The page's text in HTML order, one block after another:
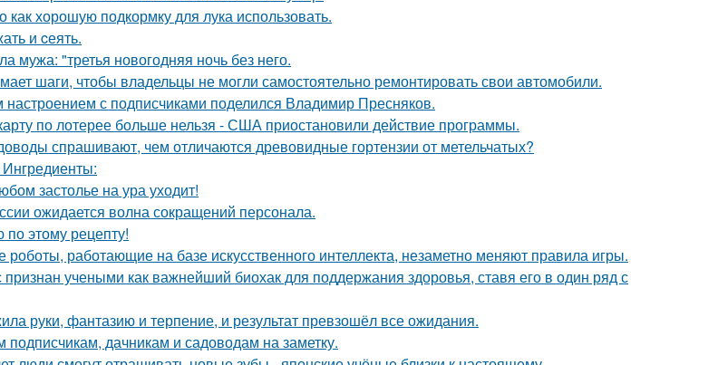
хорошую подкормку для лука использовать.
и cеять.
мужа: "третья новогодняя ночь без него.
шаги, чтобы владельцы не могли самостоятельно ремонтировать свои автомобили.
с подписчиками поделился Владимир Пресняков.
по лотерее больше нельзя - США приостановили действие программы.
спрашивают, чем отличаются древовидные гортензии от метельчатых?
застолье на ура уходит!
ожидается волна сокращений персонала.
этому рецепту!
роботы, работающие на базе искусственного интеллекта, незаметно меняют правила игры.
признан учеными как важнейший биохак для поддержания здоровья, ставя его в один ряд с
руки, фантазию и терпение, и результат превзошёл все ожидания.
дачникам и садоводам на заметку.